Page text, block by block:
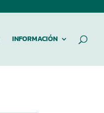
INFORMACIÓN